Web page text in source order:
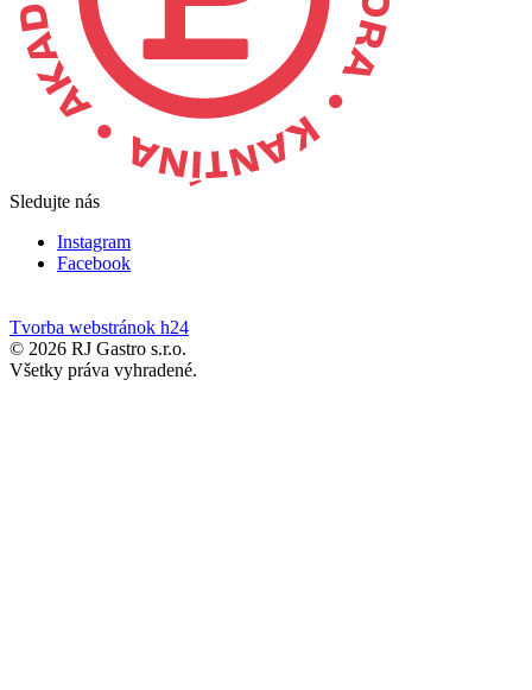
Sledujte nás
Instagram
Facebook
Tvorba webstránok h24
© 2026 RJ Gastro s.r.o.
Všetky práva vyhradené.